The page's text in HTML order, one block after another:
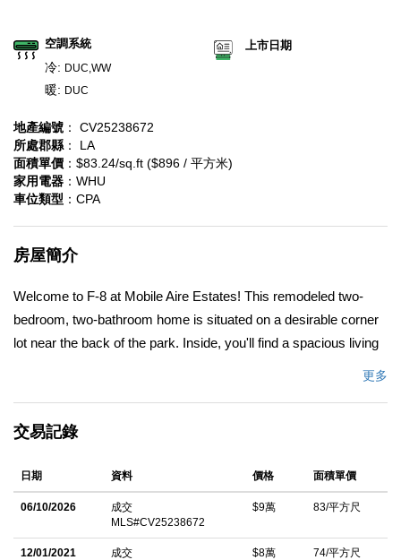
空調系統
冷: DUC,WW
暖: DUC
上市日期
地產編號 ： CV25238672
所處郡縣 ： LA
面積單價 ：$83.24/sq.ft ($896 / 平方米)
家用電器 ：WHU
車位類型 ：CPA
房屋簡介
Welcome to F-8 at Mobile Aire Estates! This remodeled two-
bedroom, two-bathroom home is situated on a desirable corner
lot near the back of the park. Inside, you'll find a spacious living
room and an open-concept layout that seamlessly connects the
quartz countertops, waterproof vinyl flooring and a newer roof.
heat, ensuring year-round comfort. The primary suite offers a
peaceful retreat with a generous walk-in closet and a private
bathroom. Additional conveniences include indoor laundry and
ample storage space throughout. Mobile Aire Estates offers
更多
交易記錄
日期 資料 價格 面積單價
06/10/2026
成交
MLS#CV25238672
$9萬 83/平方尺
12/01/2021 成交 $8萬 74/平方尺